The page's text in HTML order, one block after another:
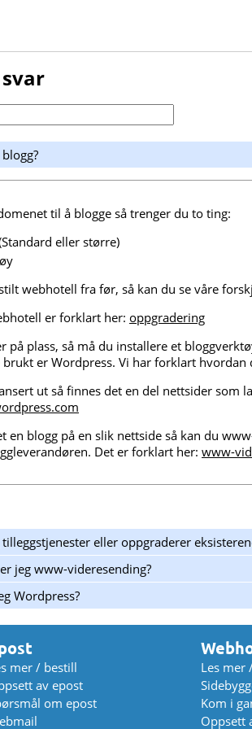
til å blogge så trenger du to ting:
eller større)
webhotell fra før, så kan du se våre
er forklart her: oppgradering
på plass, så må du installere et
er Wordpress. Vi har forklart hvordan
ut så finnes det en del nettsider som
en blogg på en slik nettside så kan du
Det er forklart her: www-
eller oppgraderer
jeg www-videresending?
Wordpress?
mer / bestill
av epost
om epost
Les mer
Kom i
Oppsett